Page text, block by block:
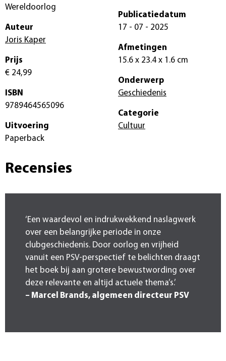
Wereldoorlog
Auteur
Joris Kaper
Prijs
€ 24,99
ISBN
9789464565096
Uitvoering
Paperback
Publicatiedatum
17 - 07 - 2025
Afmetingen
15.6 x 23.4 x 1.6 cm
Onderwerp
Geschiedenis
Categorie
Cultuur
Recensies
‘Een waardevol en indrukwekkend naslagwerk
over een belangrijke periode in onze
clubgeschiedenis. Door oorlog en vrijheid
vanuit een PSV-perspectief te belichten draagt
het boek bij aan grotere bewustwording over
deze relevante en altijd actuele thema’s.’
– Marcel Brands, algemeen directeur PSV